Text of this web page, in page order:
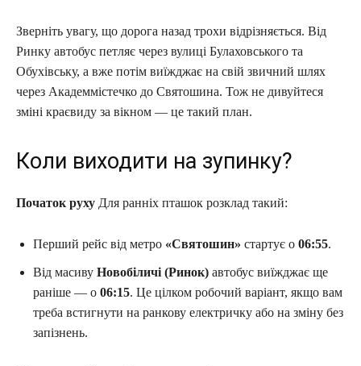
Зверніть увагу, що дорога назад трохи відрізняється. Від
Ринку автобус петляє через вулиці Булаховського та
Обухівську, а вже потім виїжджає на свій звичний шлях
через Академмістечко до Святошина. Тож не дивуйтеся
зміні краєвиду за вікном — це такий план.
Коли виходити на зупинку?
Початок руху Для ранніх пташок розклад такий:
Перший рейс від метро «Святошин» стартує о 06:55.
Від масиву Новобіличі (Ринок) автобус виїжджає ще
раніше — о 06:15. Це цілком робочий варіант, якщо вам
треба встигнути на ранкову електричку або на зміну без
запізнень.